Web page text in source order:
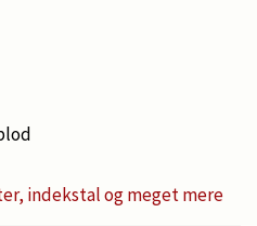
indekstal og meget mere